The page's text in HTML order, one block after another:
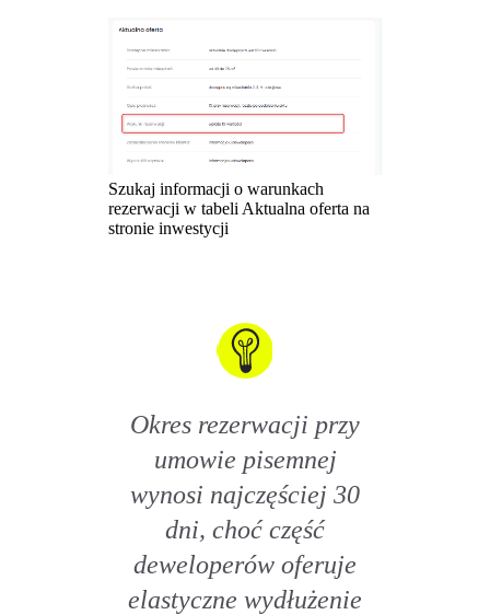
Szukaj informacji o warunkach
rezerwacji w tabeli Aktualna oferta na
stronie inwestycji
Okres rezerwacji przy
umowie pisemnej
wynosi najczęściej 30
dni, choć część
deweloperów oferuje
elastyczne wydłużenie